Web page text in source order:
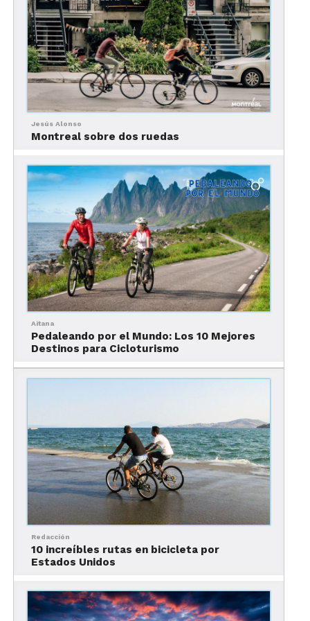
¿Es buena idea andar en
bicicleta en Bogotá?
Bogotá en bicicleta
¡Sí! Bogotá es de los mejores destinos del mundo
para andar en bicicleta, al grado en que es
conocida como “la capital ciclista de
Latinoamérica”. La ciudad cuenta con más de 500
kilómetros de ciclovía y una cultura vial que cada
año mejora.
A la vez, los domingos por la mañana se cierran las
vías principales de la ciudad para que la puedan
recorrer los ciclistas.
¿Dónde puedo rentar una
bicicleta en Bogotá?
Bogotá en bicicleta
Jesús Alonso
Montreal sobre dos ruedas
Aitana
Pedaleando por el Mundo: Los 10 Mejores
Destinos para Cicloturismo
Redacción
10 increíbles rutas en bicicleta por
Estados Unidos